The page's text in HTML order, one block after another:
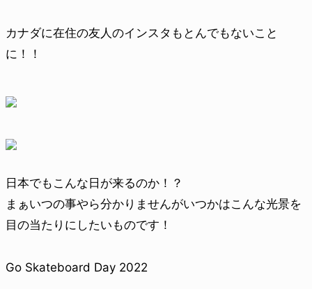
カナダに在住の友人のインスタもとんでもないこと
に！！
日本でもこんな日が来るのか！？
まぁいつの事やら分かりませんがいつかはこんな光景を
目の当たりにしたいものです！
Go Skateboard Day 2022